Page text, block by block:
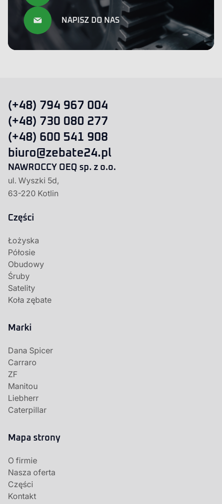
NAPISZ DO NAS
(+48) 794 967 004
(+48) 730 080 277
(+48) 600 541 908
biuro@zebate24.pl
NAWROCCY OEQ sp. z o.o.
ul. Wyszki 5d,
63-220 Kotlin
Części
Łożyska
Półosie
Obudowy
Śruby
Satelity
Koła zębate
Marki
Dana Spicer
Carraro
ZF
Manitou
Liebherr
Caterpillar
Mapa strony
O firmie
Nasza oferta
Części
Kontakt